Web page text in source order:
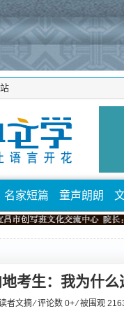
名家短篇 童声朗朗
地考生：我为什
者文摘⁄ 评论数 0+ ⁄ 被围观